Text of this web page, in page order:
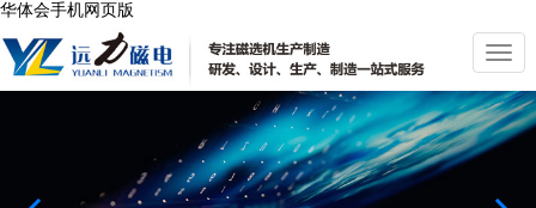
华体会手机网页版
切
换
导
航